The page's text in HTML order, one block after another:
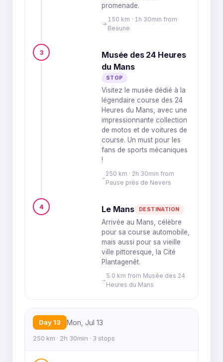
promenade.
150 km · 1h 30min from
Beaune
3
Musée des 24 Heures
du Mans
STOP
Visitez le musée dédié à la
légendaire course des 24
Heures du Mans, avec une
impressionnante collection
de motos et de voitures de
course. Un must pour les
fans de sports mécaniques
!
250 km · 2h 30min from
Pause près de Nevers
4 Le Mans DESTINATION
Arrivée au Mans, célèbre
pour sa course automobile,
mais aussi pour sa vieille
ville pittoresque, la Cité
Plantagenêt.
5.0 km from Musée des 24
Heures du Mans
Day 13 Mon, Jul 13
250 km · 2h 30min · 3 stops